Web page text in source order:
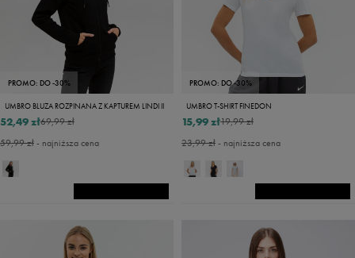
PROMO: DO -30%
UMBRO BLUZA ROZPINANA Z KAPTUREM LINDI II
69,99 zł
52,49 zł
59,99 zł- najniższa cena
PROMO: DO -30%
UMBRO T-SHIRT FINEDON
19,99 zł
15,99 zł
23,99 zł- najniższa cena